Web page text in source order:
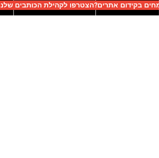
בקידום אתרים?הצטרפו לקהילת הכותבים